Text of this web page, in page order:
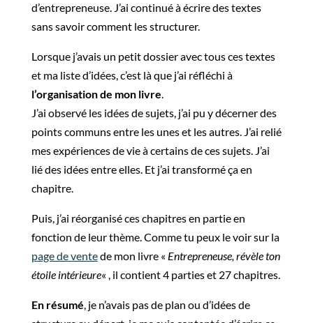
d’entrepreneuse. J’ai continué à écrire des textes
sans savoir comment les structurer.
Lorsque j’avais un petit dossier avec tous ces textes
et ma liste d’idées, c’est là que j’ai réfléchi à
l’organisation de mon livre.
J’ai observé les idées de sujets, j’ai pu y décerner des
points communs entre les unes et les autres. J’ai relié
mes expériences de vie à certains de ces sujets. J’ai
lié des idées entre elles. Et j’ai transformé ça en
chapitre.
Puis, j’ai réorganisé ces chapitres en partie en
fonction de leur thème. Comme tu peux le voir sur la
page de ventede mon livre « Entrepreneuse, révèle ton
étoile intérieure« , il contient 4 parties et 27 chapitres.
En résumé, je n’avais pas de plan ou d’idées de